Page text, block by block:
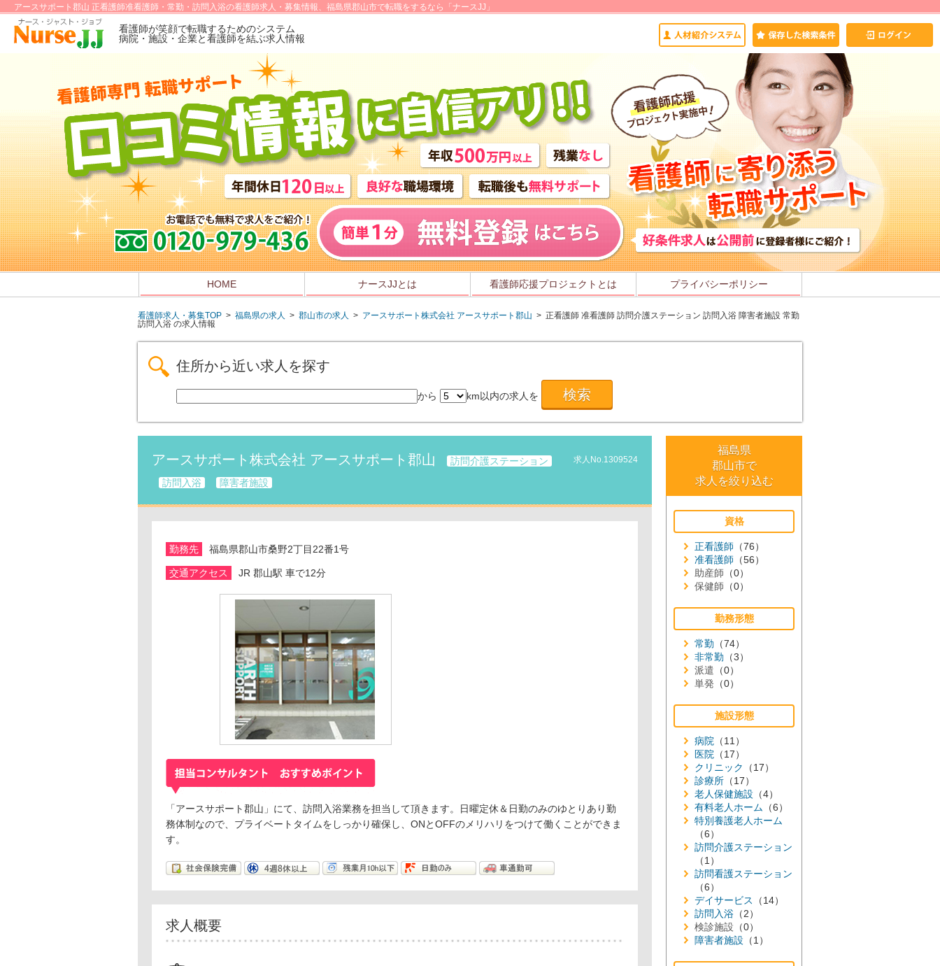
アースサポート郡山 正看護師准看護師・常勤・訪問入浴の看護師求人・募集情報、福島県郡山市で転職をするなら「ナースJJ」
看護師が笑顔で転職するためのシステム
病院・施設・企業と看護師を結ぶ求人情報
HOME ナースJJとは 看護師応援プロジェクトとは プライバシーポリシー
看護師求人・募集TOP > 福島県の求人 > 郡山市の求人 > アースサポート株式会社 アースサポート郡山 > 正看護師 准看護師 訪問介護ステーション 訪問入浴 障害者施設 常勤
訪問入浴 の求人情報
住所から近い求人を探す
から km以内の求人を
福島県
郡山市で
求人を絞り込む
資格
正看護師 （76）
准看護師 （56）
助産師 （0）
保健師 （0）
勤務形態
常勤 （74）
非常勤 （3）
派遣 （0）
単発 （0）
施設形態
病院 （11）
医院 （17）
クリニック
（17）
診療所 （17）
老人保健施設 （4）
有料老人ホーム （6）
特別養護老人ホーム
（6）
訪問介護ステーション
（1）
訪問看護ステーション
（6）
デイサービス
（14）
訪問入浴 （2）
検診施設 （0）
障害者施設 （1）
アースサポート株式会社 アースサポート郡山
訪問介護ステーション
訪問入浴
障害者施設
求人No.1309524
勤務先 福島県郡山市桑野2丁目22番1号
交通アクセス JR 郡山駅 車で12分
「アースサポート郡山」にて、訪問入浴業務を担当して頂きます。日曜定休＆日勤のみのゆとりあり勤
務体制なので、プライベートタイムをしっかり確保し、ONとOFFのメリハリをつけて働くことができま
す。
求人概要